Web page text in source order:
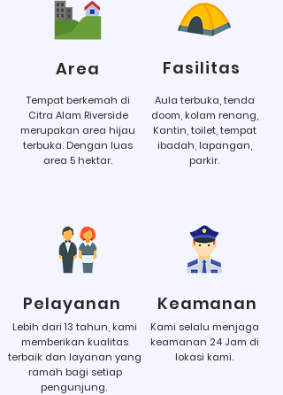
Area
Tempat berkemah di
Citra Alam Riverside
merupakan area hijau
terbuka. Dengan luas
area 5 hektar.
Fasilitas
Aula terbuka, tenda
doom, kolam renang,
Kantin, toilet, tempat
ibadah, lapangan,
parkir.
Pelayanan Keamanan
Lebih dari 13 tahun, kami
memberikan kualitas
terbaik dan layanan yang
ramah bagi setiap
pengunjung.
Kami selalu menjaga
keamanan 24 Jam di
lokasi kami.